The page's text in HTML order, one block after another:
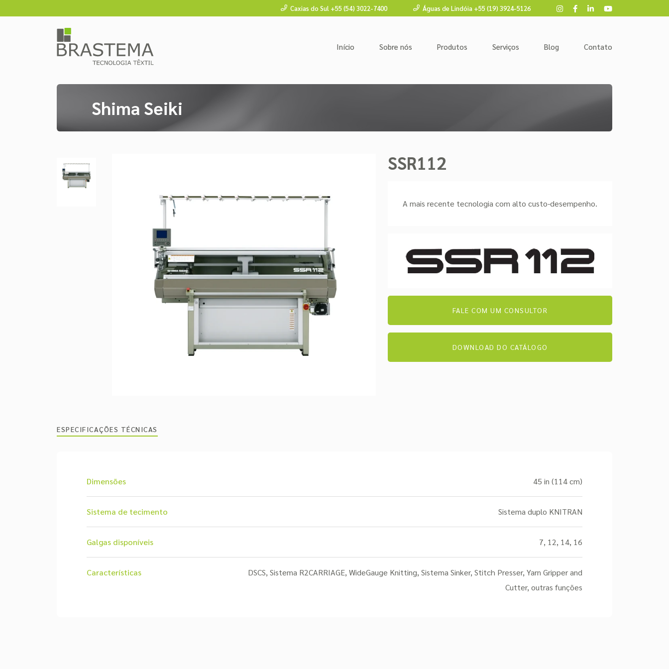
Caxias do Sul +55 (54) 3022-7400 Águas de Lindóia +55 (19) 3924-5126
Início Sobre nós Produtos Serviços Blog Contato
Shima Seiki
SSR112
A mais recente tecnologia com alto custo-desempenho.
FALE COM UM CONSULTOR
DOWNLOAD DO CATÁLOGO
ESPECIFICAÇÕES TÉCNICAS
Dimensões 45 in (114 cm)
Sistema de tecimento Sistema duplo KNITRAN
Galgas disponíveis 7, 12, 14, 16
Características
DSCS, Sistema R2CARRIAGE, WideGauge Knitting, Sistema Sinker, Stitch Presser, Yarn Gripper and
Cutter, outras funções